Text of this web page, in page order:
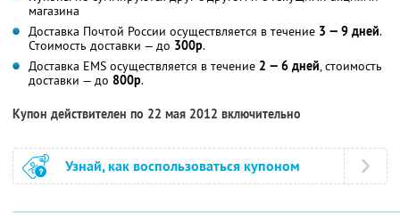
магазина
Доставка Почтой России осуществляется в течение 3 — 9 дней.
Стоимость доставки — до 300р.
Доставка EMS осуществляется в течение 2 — 6 дней, стоимость
доставки — до 800р.
Купон действителен по 22 мая 2012 включительно
Узнай, как воспользоваться купоном